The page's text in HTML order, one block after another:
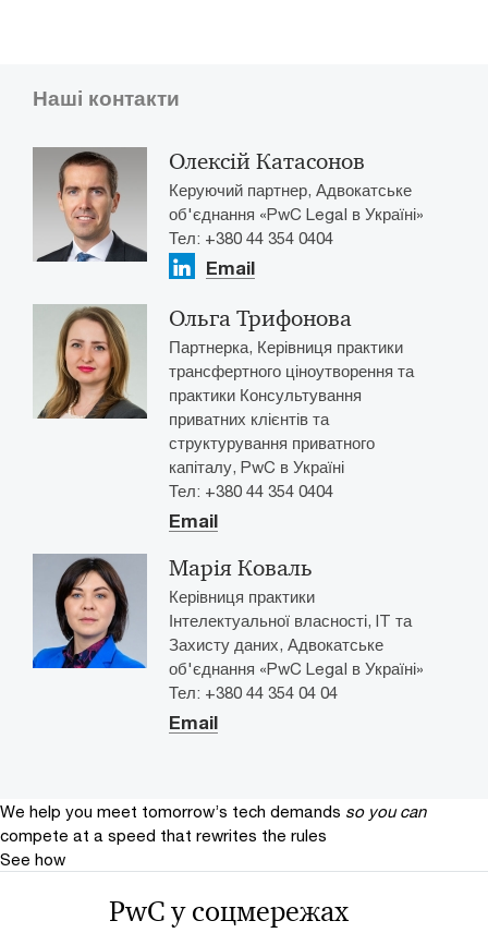
Наші контакти
Олексій Катасонов
Керуючий партнер, Адвокатське
об'єднання «PwC Legal в Україні»
Тел: +380 44 354 0404
Email
Ольга Трифонова
Партнерка, Керівниця практики
трансфертного ціноутворення та
практики Консультування
приватних клієнтів та
структурування приватного
капіталу, PwC в Україні
Тел: +380 44 354 0404
Email
Марія Коваль
Керівниця практики
Інтелектуальної власності, IT та
Захисту даних, Адвокатське
об'єднання «PwC Legal в Україні»
Тел: +380 44 354 04 04
Email
We help you meet tomorrow’s tech demands so you can
compete at a speed that rewrites the rules
See how
PwC у соцмережах